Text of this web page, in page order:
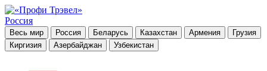
Россия
Весь мир Россия Беларусь Казахстан Армения
Грузия
Киргизия
Азербайджан Узбекистан